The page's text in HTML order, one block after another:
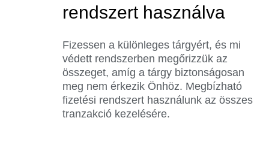
rendszert használva
Fizessen a különleges tárgyért, és mi
védett rendszerben megőrizzük az
összeget, amíg a tárgy biztonságosan
meg nem érkezik Önhöz. Megbízható
fizetési rendszert használunk az összes
tranzakció kezelésére.